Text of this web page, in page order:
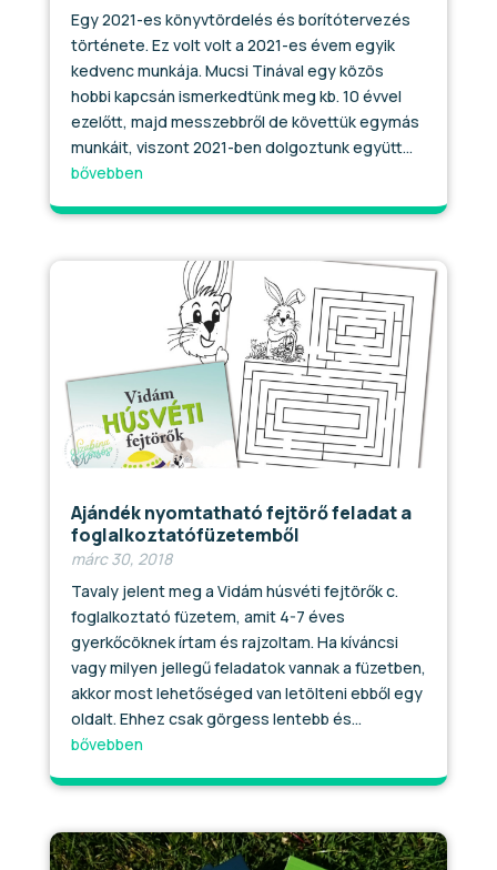
Egy 2021-es könyvtördelés és borítótervezés
története. Ez volt volt a 2021-es évem egyik
kedvenc munkája. Mucsi Tinával egy közös
hobbi kapcsán ismerkedtünk meg kb. 10 évvel
ezelőtt, majd messzebbről de követtük egymás
munkáit, viszont 2021-ben dolgoztunk együtt...
bővebben
Ajándék nyomtatható fejtörő feladat a
foglalkoztatófüzetemből
márc 30, 2018
Tavaly jelent meg a Vidám húsvéti fejtörők c.
foglalkoztató füzetem, amit 4-7 éves
gyerkőcöknek írtam és rajzoltam. Ha kíváncsi
vagy milyen jellegű feladatok vannak a füzetben,
akkor most lehetőséged van letölteni ebből egy
oldalt. Ehhez csak görgess lentebb és...
bővebben